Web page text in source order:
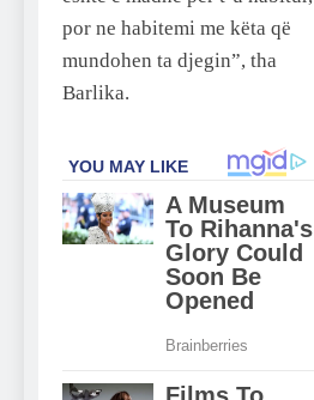
por ne habitemi me këta që
mundohen ta djegin”, tha
Barlika.